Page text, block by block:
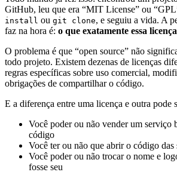
GitHub, leu que era “MIT License” ou
install ou git clone, e seguiu a vida. A
faz na hora é: o que exatamente essa
O problema é que “open source” não
todo projeto. Existem dezenas de licenças
regras específicas sobre uso comercial,
obrigações de compartilhar o código.
E a diferença entre uma licença e outra pode
Você poder ou não vender um serviço
código
Você ter ou não que abrir o código das
Você poder ou não trocar o nome e
fosse seu